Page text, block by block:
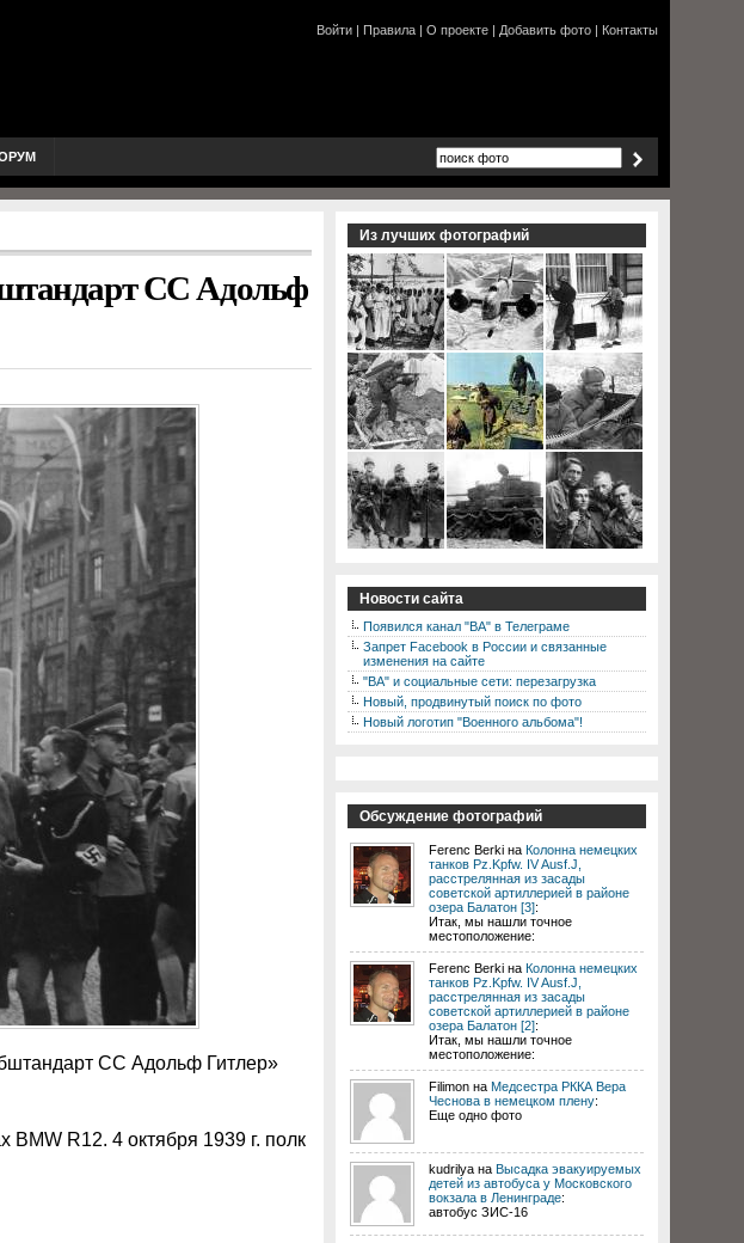
Войти | Правила | О проекте | Добавить фото | Контакты
СС Адольф
СС Адольф Гитлер»
R12. 4 октября 1939 г. полк
Из лучших фотографий
Новости сайта
Появился канал "ВА" в Телеграме
Запрет Facebook в России и связанные
изменения на сайте
"ВА" и социальные сети: перезагрузка
Новый, продвинутый поиск по фото
Новый логотип "Военного альбома"!
Обсуждение фотографий
Ferenc Berki на Колонна немецких
танков Pz.Kpfw. IV Ausf.J,
расстрелянная из засады
советской артиллерией в районе
озера Балатон [3]:
Итак, мы нашли точное
местоположение:
Ferenc Berki на Колонна немецких
танков Pz.Kpfw. IV Ausf.J,
расстрелянная из засады
советской артиллерией в районе
озера Балатон [2]:
Итак, мы нашли точное
местоположение:
Filimon на Медсестра РККА Вера
Чеснова в немецком плену:
Еще одно фото
kudrilya на Высадка эвакуируемых
детей из автобуса у Московского
вокзала в Ленинграде:
автобус ЗИС-16